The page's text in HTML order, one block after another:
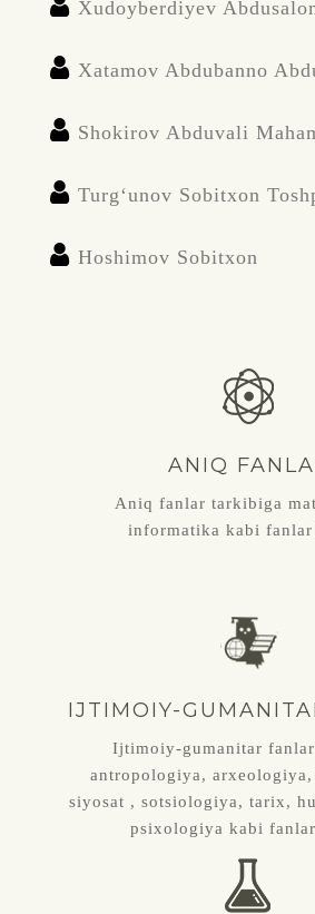
Xudoyberdiyev
Xatamov Abdubanno
Shokirov Abduvali
Turg‘unov Sobitxon
Hoshimov Sobitxon
ANIQ
Aniq fanlar tarkibiga
informatika kabi
IJTIMOIY-
Ijtimoiy-gumanitar
antropologiya,
siyosat , sotsiologiya, tarix,
psixologiya kabi